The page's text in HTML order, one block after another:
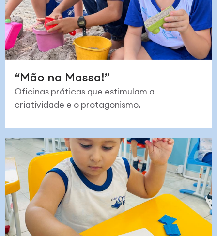
“Mão na Massa!”
Oficinas práticas que estimulam a
criatividade e o protagonismo.